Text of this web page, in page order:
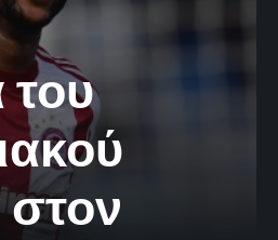
του